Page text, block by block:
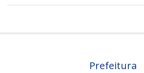
Prefeitura